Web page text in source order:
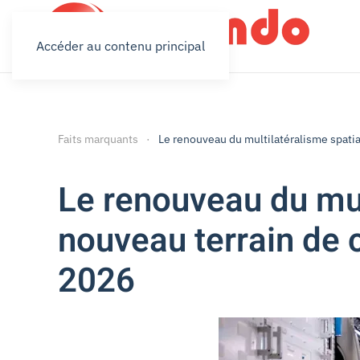
Accéder au contenu principal
Faits marquants Le renouveau du multilatéralisme
Le renouveau du
nouveau terrain
2026